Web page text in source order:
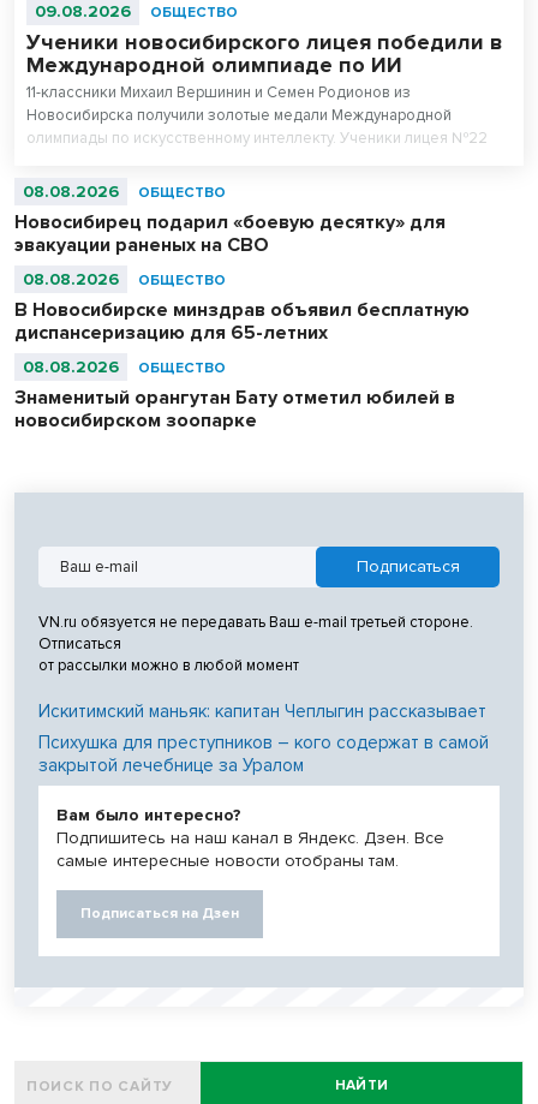
09.08.2026 ОБЩЕСТВО
Ученики новосибирского лицея победили в
Международной олимпиаде по ИИ
11-классники Михаил Вершинин и Семен Родионов из
Новосибирска получили золотые медали Международной
олимпиады по искусственному интеллекту. Ученики лицея №22
абсолютными чемпионами соревнований.
08.08.2026 ОБЩЕСТВО
Новосибирец подарил «боевую десятку» для
эвакуации раненых на СВО
08.08.2026 ОБЩЕСТВО
В Новосибирске минздрав объявил бесплатную
диспансеризацию для 65-летних
08.08.2026 ОБЩЕСТВО
Знаменитый орангутан Бату отметил юбилей в
новосибирском зоопарке
VN.ru обязуется не передавать Ваш e-mail третьей стороне.
Отписаться
от рассылки можно в любой момент
Искитимский маньяк: капитан Чеплыгин рассказывает
Психушка для преступников – кого содержат в самой
закрытой лечебнице за Уралом
Вам было интересно?
Подпишитесь на наш канал в Яндекс. Дзен. Все
самые интересные новости отобраны там.
Подписаться на Дзен
НАЙТИ